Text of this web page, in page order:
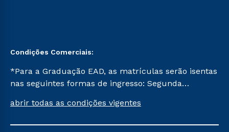
Condições Comerciais:
*Para a Graduação EAD, as matrículas serão isentas
nas seguintes formas de ingresso: Segunda
Já para as demais, a taxa de matrícula será de R$
abrir todas as condições vigentes